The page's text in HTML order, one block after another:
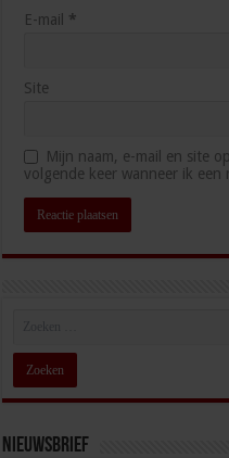
E-mail *
Site
Mijn naam, e-mail en site
volgende keer wanneer ik een
Nieuwsbrief